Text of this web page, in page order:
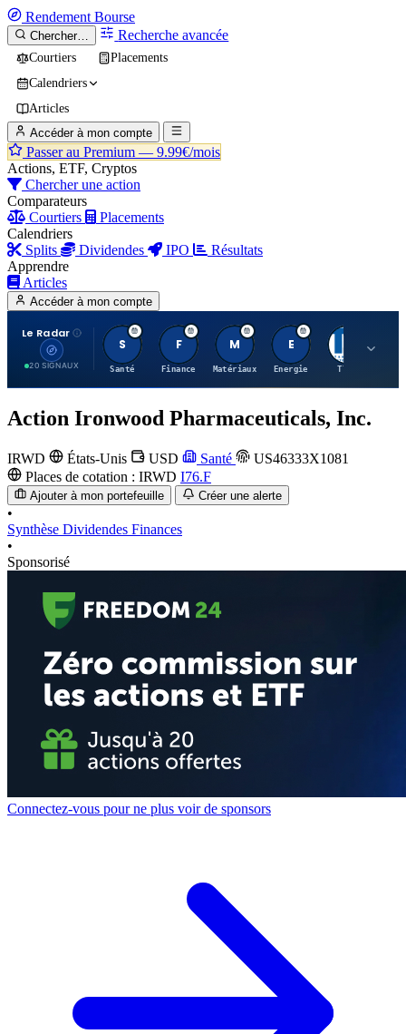
Rendement Bourse
Chercher… Recherche avancée
Courtiers
Placements
Calendriers
Articles
Accéder à mon compte
Passer au Premium — 9.99€/mois
Actions, ETF, Cryptos
Chercher une action
Comparateurs
Courtiers
Placements
Calendriers
Splits
Dividendes IPO
Résultats
Apprendre
Articles
Accéder à mon compte
Le Radar
20 SIGNAUX
S
Santé
F
Finance
M
Matériaux
E
Energie TTWO
Action Ironwood Pharmaceuticals, Inc.
IRWD États-Unis USD Santé
US46333X1081
Places de cotation : IRWD I76.F
Ajouter à mon portefeuille Créer une alerte
•
Synthèse Dividendes Finances
•
Sponsorisé
Connectez-vous pour ne plus voir de sponsors